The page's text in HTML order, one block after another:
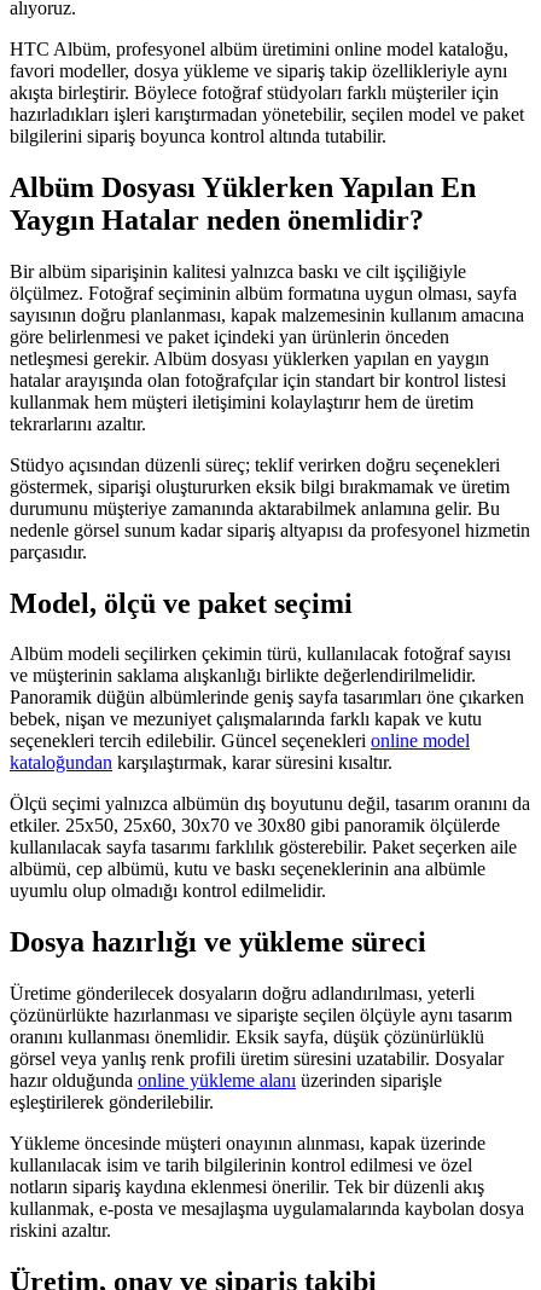
alıyoruz.
HTC Albüm, profesyonel albüm üretimini online model kataloğu,
favori modeller, dosya yükleme ve sipariş takip özellikleriyle aynı
akışta birleştirir. Böylece fotoğraf stüdyoları farklı müşteriler için
hazırladıkları işleri karıştırmadan yönetebilir, seçilen model ve paket
bilgilerini sipariş boyunca kontrol altında tutabilir.
Albüm Dosyası Yüklerken Yapılan En
Yaygın Hatalar neden önemlidir?
Bir albüm siparişinin kalitesi yalnızca baskı ve cilt işçiliğiyle
ölçülmez. Fotoğraf seçiminin albüm formatına uygun olması, sayfa
sayısının doğru planlanması, kapak malzemesinin kullanım amacına
göre belirlenmesi ve paket içindeki yan ürünlerin önceden
netleşmesi gerekir. Albüm dosyası yüklerken yapılan en yaygın
hatalar arayışında olan fotoğrafçılar için standart bir kontrol listesi
kullanmak hem müşteri iletişimini kolaylaştırır hem de üretim
tekrarlarını azaltır.
Stüdyo açısından düzenli süreç; teklif verirken doğru seçenekleri
göstermek, siparişi oluştururken eksik bilgi bırakmamak ve üretim
durumunu müşteriye zamanında aktarabilmek anlamına gelir. Bu
nedenle görsel sunum kadar sipariş altyapısı da profesyonel hizmetin
parçasıdır.
Model, ölçü ve paket seçimi
Albüm modeli seçilirken çekimin türü, kullanılacak fotoğraf sayısı
ve müşterinin saklama alışkanlığı birlikte değerlendirilmelidir.
Panoramik düğün albümlerinde geniş sayfa tasarımları öne çıkarken
bebek, nişan ve mezuniyet çalışmalarında farklı kapak ve kutu
seçenekleri tercih edilebilir. Güncel seçenekleri online model
kataloğundan karşılaştırmak, karar süresini kısaltır.
Ölçü seçimi yalnızca albümün dış boyutunu değil, tasarım oranını da
etkiler. 25x50, 25x60, 30x70 ve 30x80 gibi panoramik ölçülerde
kullanılacak sayfa tasarımı farklılık gösterebilir. Paket seçerken aile
albümü, cep albümü, kutu ve baskı seçeneklerinin ana albümle
uyumlu olup olmadığı kontrol edilmelidir.
Dosya hazırlığı ve yükleme süreci
Üretime gönderilecek dosyaların doğru adlandırılması, yeterli
çözünürlükte hazırlanması ve siparişte seçilen ölçüyle aynı tasarım
oranını kullanması önemlidir. Eksik sayfa, düşük çözünürlüklü
görsel veya yanlış renk profili üretim süresini uzatabilir. Dosyalar
hazır olduğunda online yükleme alanı üzerinden siparişle
eşleştirilerek gönderilebilir.
Yükleme öncesinde müşteri onayının alınması, kapak üzerinde
kullanılacak isim ve tarih bilgilerinin kontrol edilmesi ve özel
notların sipariş kaydına eklenmesi önerilir. Tek bir düzenli akış
kullanmak, e-posta ve mesajlaşma uygulamalarında kaybolan dosya
riskini azaltır.
Üretim, onay ve sipariş takibi